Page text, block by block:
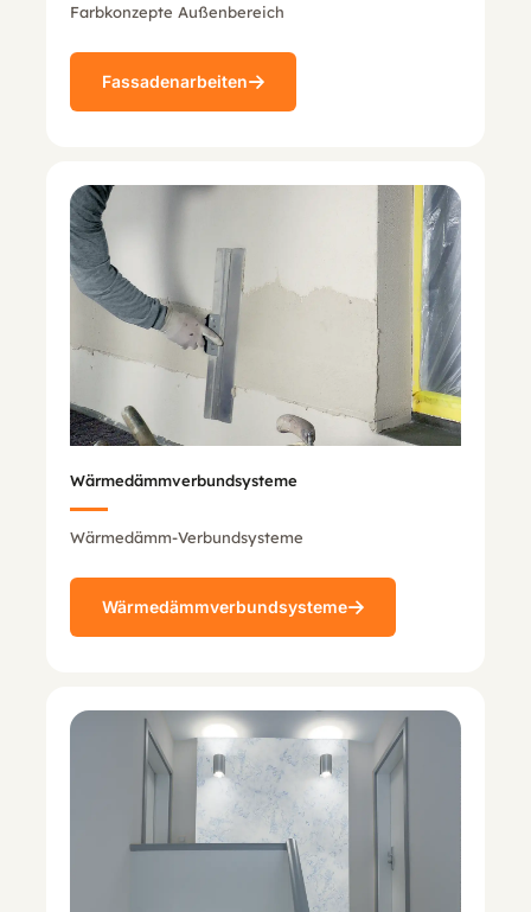
Farbkonzepte Außenbereich
Fassadenarbeiten
Wärmedämmverbundsysteme
Wärmedämm-Verbundsysteme
Wärmedämmverbundsysteme